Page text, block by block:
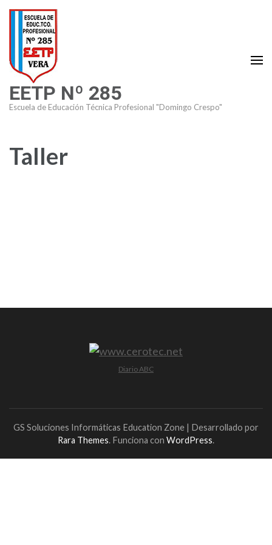
Saltar
contenido
(presiona
tecla
Intro)
EETP Nº 285
Escuela de Educación Técnica Profesional "Domingo Crespo"
Taller
Diario ABC
GS Soluciones Informáticas Education Zone | Desarrollado por
Rara Themes. Funciona con WordPress.